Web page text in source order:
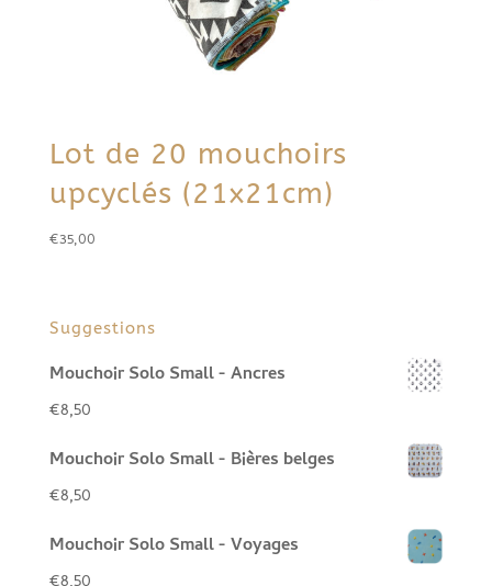
Lot de 20 mouchoirs
upcyclés (21x21cm)
€35,00
Suggestions
Mouchoir Solo Small - Ancres
€8,50
Mouchoir Solo Small - Bières belges
€8,50
Mouchoir Solo Small - Voyages